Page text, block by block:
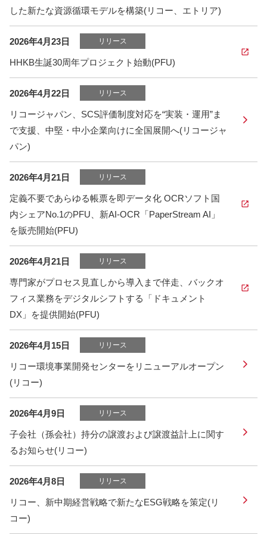
した新たな資源循環モデルを構築(リコー、エトリア)
2026年4月23日 リリース
HHKB生誕30周年プロジェクト始動(PFU)
2026年4月22日 リリース
リコージャパン、SCS評価制度対応を“実装・運用”ま
で支援、中堅・中小企業向けに全国展開へ(リコージャ
パン)
2026年4月21日 リリース
定義不要であらゆる帳票を即データ化 OCRソフト国
内シェアNo.1のPFU、新AI-OCR「PaperStream AI」
を販売開始(PFU)
2026年4月21日 リリース
専門家がプロセス見直しから導入まで伴走、バックオ
フィス業務をデジタルシフトする「ドキュメント
DX」を提供開始(PFU)
2026年4月15日 リリース
リコー環境事業開発センターをリニューアルオープン
(リコー)
2026年4月9日 リリース
子会社（孫会社）持分の譲渡および譲渡益計上に関す
るお知らせ(リコー)
2026年4月8日 リリース
リコー、新中期経営戦略で新たなESG戦略を策定(リ
コー)